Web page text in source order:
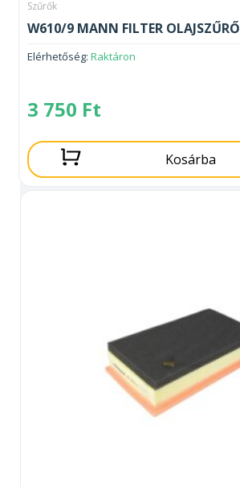
Szűrők
W610/9 MANN FILTER OLAJSZŰRŐ
Elérhetőség: Raktáron
3 750 Ft
Kosárba